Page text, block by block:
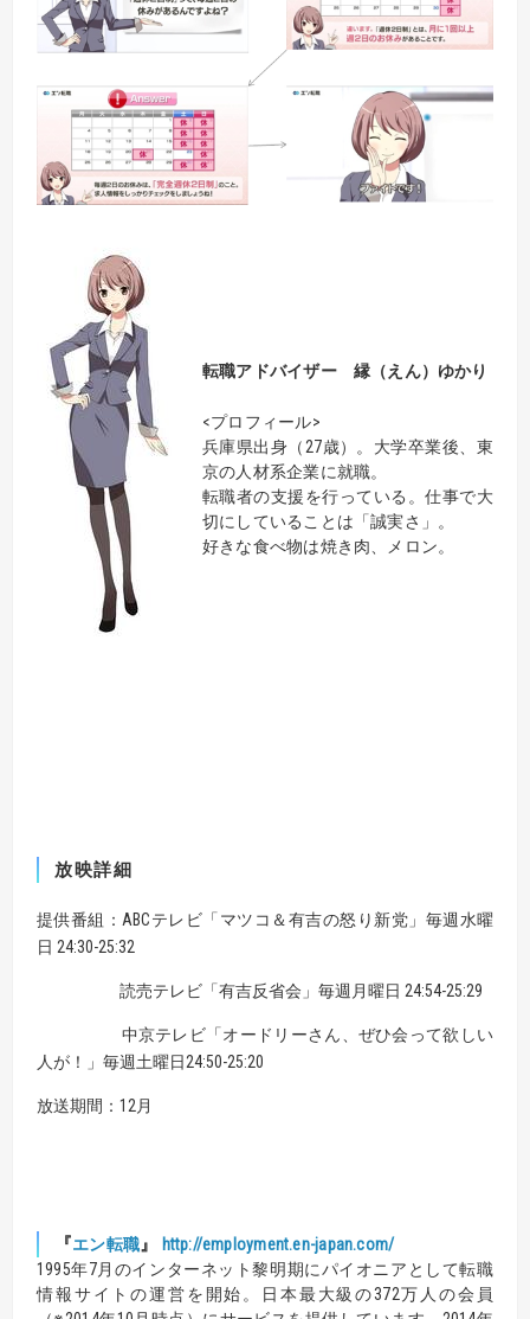
転職アドバイザー 縁（えん）ゆかり
<プロフィール>
兵庫県出身（27歳）。大学卒業後、東
京の人材系企業に就職。
転職者の支援を行っている。仕事で大
切にしていることは「誠実さ」。
好きな食べ物は焼き肉、メロン。
放映詳細
提供番組：ABCテレビ「マツコ＆有吉の怒り新党」毎週水曜
日 24:30-25:32
読売テレビ「有吉反省会」毎週月曜日 24:54-25:29
中京テレビ「オードリーさん、ぜひ会って欲しい
人が！」毎週土曜日24:50-25:20
放送期間：12月
『エン転職 』 http://employment.en-japan.com/
1995年7月のインターネット黎明期にパイオニアとして転職
情報サイトの運営を開始。
日本最大級の372万人の会員